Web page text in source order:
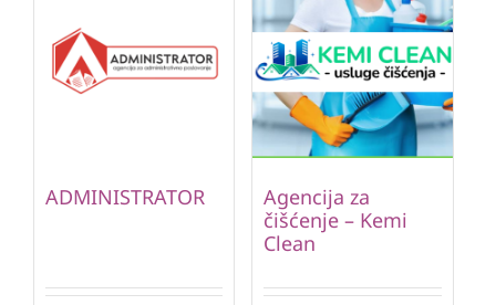
ADMINISTRATOR
Agencija za
čišćenje – Kemi
Clean